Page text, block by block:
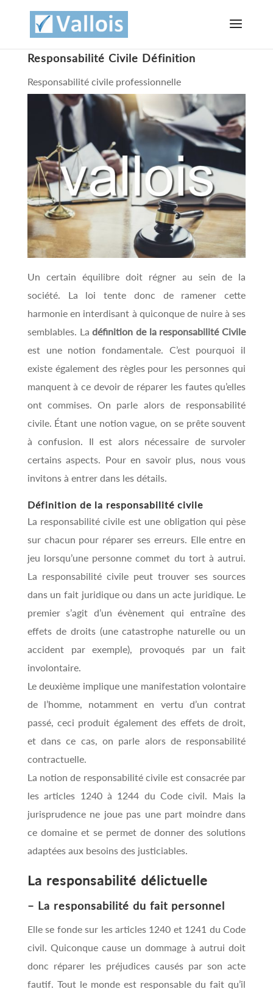
Responsabilité Civile Définition
Responsabilité civile professionnelle
Un certain équilibre doit régner au sein de la
société. La loi tente donc de ramener cette
harmonie en interdisant à quiconque de nuire à ses
semblables. Ladéfinition de la responsabilité Civile
est une notion fondamentale. C’est pourquoi il
existe également des règles pour les personnes qui
manquent à ce devoir de réparer les fautes qu’elles
ont commises. On parle alors de responsabilité
civile. Étant une notion vague, on se prête souvent
à confusion. Il est alors nécessaire de survoler
certains aspects. Pour en savoir plus, nous vous
invitons à entrer dans les détails.
Définition de la responsabilité civile
La responsabilité civile est une obligation qui pèse
sur chacun pour réparer ses erreurs. Elle entre en
jeu lorsqu’une personne commet du tort à autrui.
La responsabilité civile peut trouver ses sources
dans un fait juridique ou dans un acte juridique. Le
premier s’agit d’un évènement qui entraîne des
effets de droits (une catastrophe naturelle ou un
accident par exemple), provoqués par un fait
involontaire.
Le deuxième implique une manifestation volontaire
de l’homme, notamment en vertu d’un contrat
passé, ceci produit également des effets de droit,
et dans ce cas, on parle alors de responsabilité
contractuelle.
La notion de responsabilité civile est consacrée par
les articles 1240 à 1244 du Code civil. Mais la
jurisprudence ne joue pas une part moindre dans
ce domaine et se permet de donner des solutions
adaptées aux besoins des justiciables.
La responsabilité délictuelle
– La responsabilité du fait personnel
Elle se fonde sur les articles 1240 et 1241 du Code
civil. Quiconque cause un dommage à autrui doit
donc réparer les préjudices causés par son acte
fautif. Tout le monde est responsable du fait qu’il